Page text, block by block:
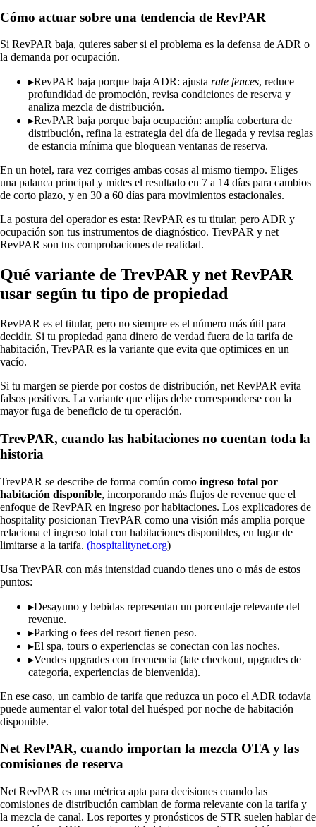
Cómo actuar sobre una tendencia de RevPAR
Si RevPAR baja, quieres saber si el problema es la defensa de ADR o
la demanda por ocupación.
▸RevPAR baja porque baja ADR: ajusta rate fences, reduce
profundidad de promoción, revisa condiciones de reserva y
analiza mezcla de distribución.
▸RevPAR baja porque baja ocupación: amplía cobertura de
distribución, refina la estrategia del día de llegada y revisa reglas
de estancia mínima que bloquean ventanas de reserva.
En un hotel, rara vez corriges ambas cosas al mismo tiempo. Eliges
una palanca principal y mides el resultado en 7 a 14 días para cambios
de corto plazo, y en 30 a 60 días para movimientos estacionales.
La postura del operador es esta: RevPAR es tu titular, pero ADR y
ocupación son tus instrumentos de diagnóstico. TrevPAR y net
RevPAR son tus comprobaciones de realidad.
Qué variante de TrevPAR y net RevPAR
usar según tu tipo de propiedad
RevPAR es el titular, pero no siempre es el número más útil para
decidir. Si tu propiedad gana dinero de verdad fuera de la tarifa de
habitación, TrevPAR es la variante que evita que optimices en un
vacío.
Si tu margen se pierde por costos de distribución, net RevPAR evita
falsos positivos. La variante que elijas debe corresponderse con la
mayor fuga de beneficio de tu operación.
TrevPAR, cuando las habitaciones no cuentan toda la
historia
TrevPAR se describe de forma común como ingreso total por
habitación disponible, incorporando más flujos de revenue que el
enfoque de RevPAR en ingreso por habitaciones. Los explicadores de
hospitality posicionan TrevPAR como una visión más amplia porque
relaciona el ingreso total con habitaciones disponibles, en lugar de
limitarse a la tarifa. (hospitalitynet.org)
Usa TrevPAR con más intensidad cuando tienes uno o más de estos
puntos:
▸Desayuno y bebidas representan un porcentaje relevante del
revenue.
▸Parking o fees del resort tienen peso.
▸El spa, tours o experiencias se conectan con las noches.
▸Vendes upgrades con frecuencia (late checkout, upgrades de
categoría, experiencias de bienvenida).
En ese caso, un cambio de tarifa que reduzca un poco el ADR todavía
puede aumentar el valor total del huésped por noche de habitación
disponible.
Net RevPAR, cuando importan la mezcla OTA y las
comisiones de reserva
Net RevPAR es una métrica apta para decisiones cuando las
comisiones de distribución cambian de forma relevante con la tarifa y
la mezcla de canal. Los reportes y pronósticos de STR suelen hablar de